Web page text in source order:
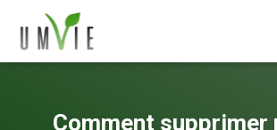
Comment supprimer